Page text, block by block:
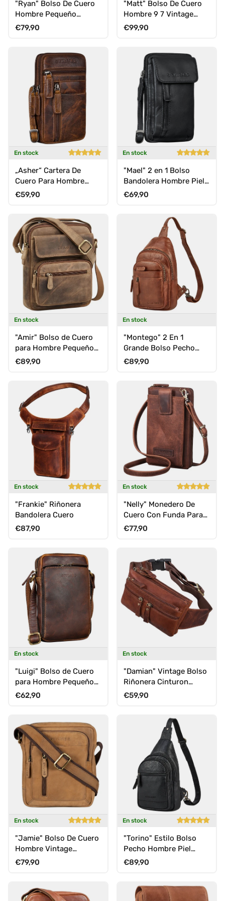
"Ryan" Bolso De Cuero
Hombre Pequeño
Vintage Para Llevar Al
Precio normal
€79,90
"Matt" Bolso De Cuero
Hombre 9 7 Vintage
Bandolera Para Tablet
Precio normal
€99,90
En stock
„Asher“ Cartera De
Cuero Para Hombre
Vintage Bandolera Para
Precio normal
€59,90
En stock
"Mael" 2 en 1 Bolso
Bandolera Hombre Piel
Pequeño Bolso Cintura
Precio normal
€69,90
En stock
"Amir" Bolso de Cuero
para Hombre Pequeño
Estilo Bandolera
Precio normal
€89,90
En stock
"Montego" 2 En 1
Grande Bolso Pecho
Hombre de Piel Genuino
Precio normal
€89,90
En stock
"Frankie" Riñonera
Bandolera Cuero
Precio normal
€87,90
En stock
"Nelly" Monedero De
Cuero Con Funda Para
Móvil 3-en-1 Bolso
Precio normal
€77,90
En stock
"Luigi" Bolso de Cuero
para Hombre Pequeño
Bandolera Elegante
Precio normal
€62,90
En stock
"Damian" Vintage Bolso
Riñonera Cinturon
Cuero
Precio normal
€59,90
En stock
"Jamie" Bolso De Cuero
Hombre Vintage
Pequeño Para Viaje Y
Precio normal
€79,90
En stock
"Torino" Estilo Bolso
Pecho Hombre Piel
Crossbody Bag para
Precio normal
€89,90